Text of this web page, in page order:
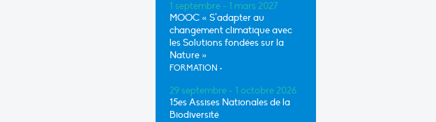
1 septembre - 1 mars 2027
MOOC « S’adapter au
changement climatique avec
les Solutions fondées sur la
Nature »
FORMATION •
29 septembre - 1 octobre 2026
15es Assises Nationales de la
Biodiversité